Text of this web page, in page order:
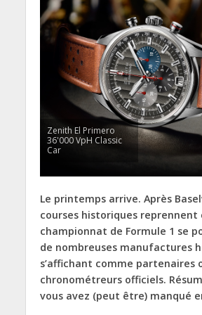
Zenith El Primero
36'000 VpH Classic
Car
Le printemps arrive. Après
courses historiques reprennent
championnat de Formule 1 se
de nombreuses manufactures
s’affichant comme partenaires
chronométreurs officiels.
vous avez (peut être) manqué